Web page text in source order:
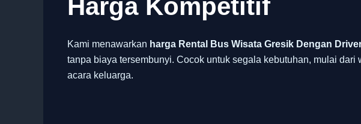
Harga Kompetitif
Kami menawarkan harga Rental Bus Wisata Gresik Dengan
tanpa biaya tersembunyi. Cocok untuk segala kebutuhan, mulai dari
acara keluarga.